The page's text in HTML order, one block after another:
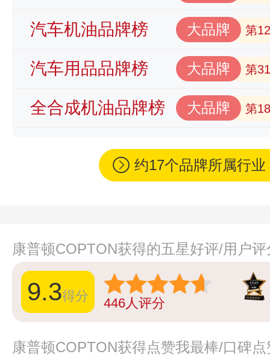
汽车机油品牌榜 大品牌 第
汽车用品品牌榜 大品牌 第
全合成机油品牌榜 大品牌 第
约17个品牌所属行
康普顿COPTON获得的五星好评/用户
9.3得分 446人评分
康普顿COPTON获得点赞我最棒/口碑